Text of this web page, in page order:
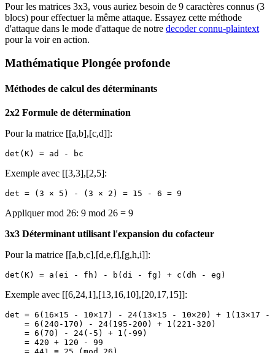
Pour les matrices 3x3, vous auriez besoin de 9 caractères connus (3
blocs) pour effectuer la même attaque. Essayez cette méthode
d'attaque dans le mode d'attaque de notre decoder connu-plaintext
pour la voir en action.
Mathématique Plongée profonde
Méthodes de calcul des déterminants
2x2 Formule de détermination
Pour la matrice [[a,b],[c,d]]:
Exemple avec [[3,3],[2,5]:
Appliquer mod 26: 9 mod 26 = 9
3x3 Déterminant utilisant l'expansion du cofacteur
Pour la matrice [[a,b,c],[d,e,f],[g,h,i]]:
Exemple avec [[6,24,1],[13,16,10],[20,17,15]]:
det = 6(16×15 - 10×17) - 24(13×15 - 10×20) + 1(13×17 -
    = 6(240-170) - 24(195-200) + 1(221-320)
    = 6(70) - 24(-5) + 1(-99)
    = 420 + 120 - 99